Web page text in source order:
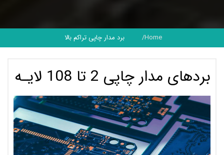
Home برد مدار چاپی تراکم بالا
بردهای مدار چاپی 2 تا 108 لایـه